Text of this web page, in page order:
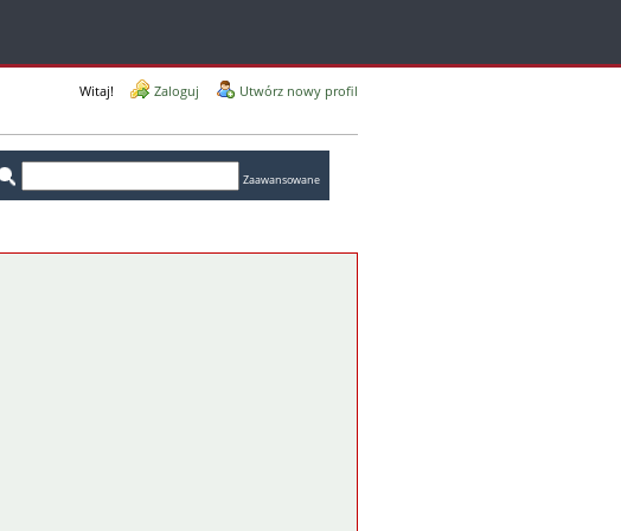
Witaj! Zaloguj
Utwórz nowy profil
Zaawansowane